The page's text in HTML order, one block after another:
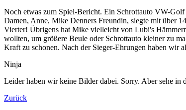
Noch etwas zum Spiel-Bericht. Ein Schrottauto VW-Golf
Damen, Anne, Mike Denners Freundin, siegte mit über
Vierter! Übrigens hat Mike vielleicht von Lubi's
wollten, um größere Beule oder Schrottauto kleiner zu
Kraft zu schonen. Nach der Sieger-Ehrungen haben wir
Ninja
Leider haben wir keine Bilder dabei. Sorry. Aber sehe
Zurück